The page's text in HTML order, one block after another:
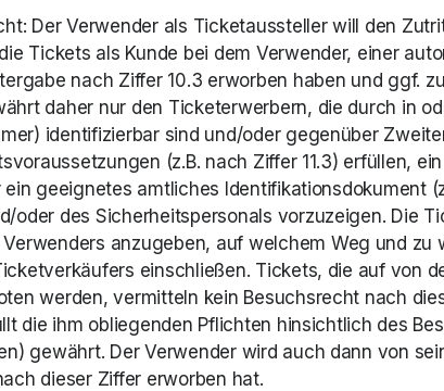
Der Verwender als Ticketaussteller will den
Tickets als Kunde bei dem Verwender, einer
nach Ziffer 10.3 erworben haben und ggf.
daher nur den Ticketerwerbern, die durch in
identifizierbar sind und/oder gegenüber
(z.B. nach Ziffer 11.3) erfüllen,
geeignetes amtliches Identifikationsdokument
oder des Sicherheitspersonals vorzuzeigen. Die
anzugeben, auf welchem Weg und
einschließen. Tickets, die auf von
werden, vermitteln kein Besuchsrecht nach
die ihm obliegenden Pflichten hinsichtlich des
gewährt. Der Verwender wird auch dann von
dieser Ziffer erworben hat.